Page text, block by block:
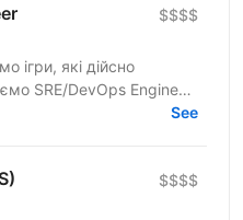
$$$$
ігри, які дійсно
SRE/DevOps Engineer,
та
See
$$$$